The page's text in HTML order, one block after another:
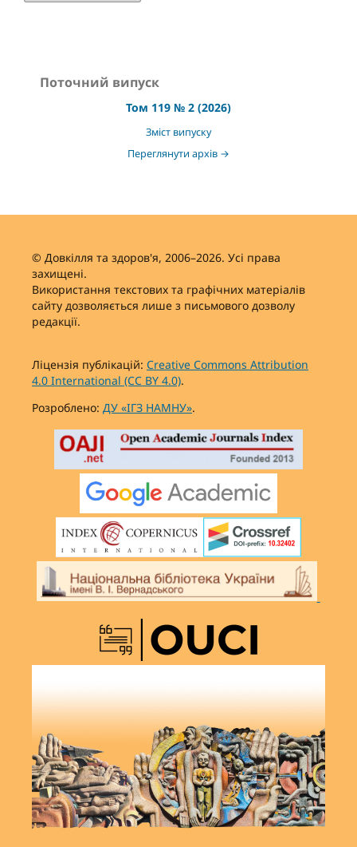
Поточний випуск
Том 119 № 2 (2026)
Зміст випуску
Переглянути архів →
© Довкілля та здоров'я, 2006–2026. Усі права
захищені.
Використання текстових та графічних матеріалів
сайту дозволяється лише з письмового дозволу
редакції.
Ліцензія публікацій: Creative Commons Attribution
4.0 International (CC BY 4.0).
Розроблено: ДУ «ІГЗ НАМНУ».